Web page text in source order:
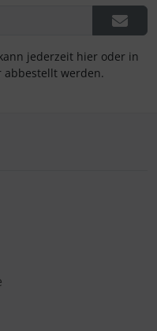
jederzeit hier oder in
abbestellt werden.